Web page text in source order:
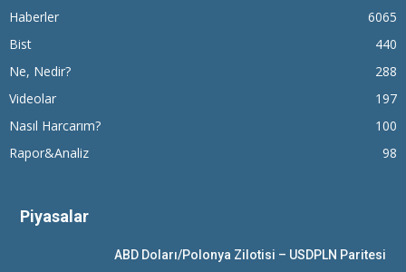
Haberler
6065
Bist
440
Ne, Nedir?
288
Videolar
197
Nasıl Harcarım?
100
Rapor&Analiz
98
Piyasalar
ABD Doları/Polonya Zilotisi – USDPLN Paritesi